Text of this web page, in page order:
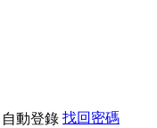
自動登錄 找回密碼